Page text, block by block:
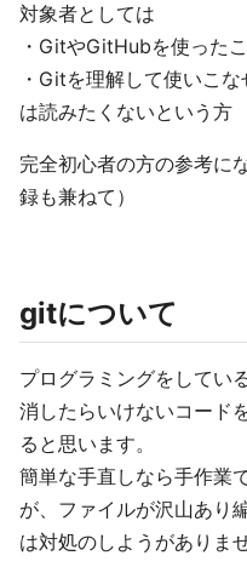
対象者としては
・GitやGitHubを使った
・Gitを理解して使いこ
は読みたくないという方
完全初心者の方の参考に
録も兼ねて）
gitについて
プログラミングをしてい
消したらいけないコード
ると思います。
簡単な手直しなら手作業
が、ファイルが沢山あり
は対処のしようがありま